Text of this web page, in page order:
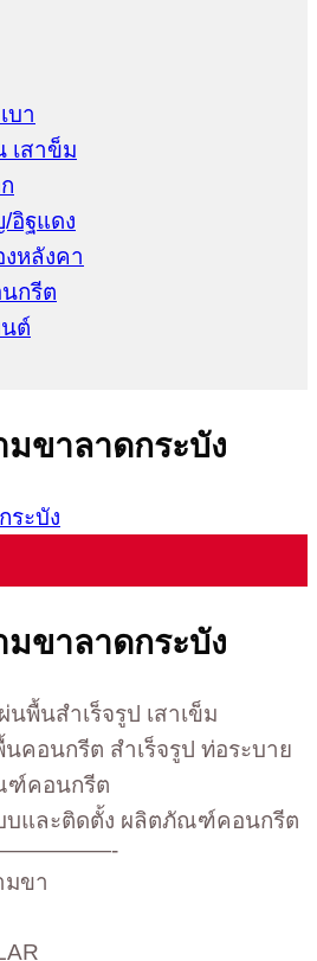
บา
เสาข็ม
อิฐแดง
งหลังคา
กรีต
ต์
ขาลาดกระบัง
ขาลาดกระบัง
พื้นสำเร็จรูป เสาเข็ม
คอนกรีต สำเร็จรูป ท่อระบาย
ฑ์คอนกรีต
บและติดตั้ง ผลิตภัณฑ์คอนกรีต
มขา